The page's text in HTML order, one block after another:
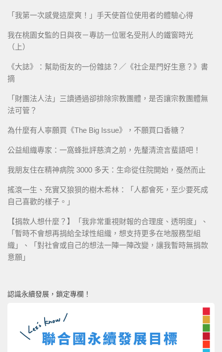
「我第一次感覺這麼爽！」手天使首位使用者的體驗心得
我在桃園女監的日與夜－專訪一位匿名受刑人的鐵窗時光
（上）
《大誌》：幫助街友的一份雜誌？／《社企是門好生意？》書
摘
「財團法人法」三讀通過卻排除宗教團體，是否讓宗教團體無
法可管？
為什麼有人寧願買《The Big Issue》，不願買口香糖？
公益組織專家：一窩蜂批評慈濟之前，先釐清流言蜚語吧！
我朋友住在精神病院 3000 多天：生命從住院開始，戞然而止
搖滾一生、充實又狼狽的樹木希林：「人都會死，至少要死成
自己喜歡的樣子。」
【捐款人想什麼？】「我非常重視財報的合理度、透明度」、
「暫時不會想再捐給全球性組織，想支持更多在地服務型組
織」、「對社會或自己的想法一陣一陣改變，讓我暫時無捐款
意願」
認識永續發展，鎖定專欄！